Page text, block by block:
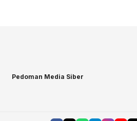
Pedoman Media Siber